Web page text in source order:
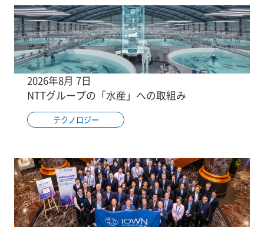
2026年8月 7日
NTTグループの「水産」への取組み
テクノロジー